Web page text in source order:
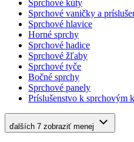
Sprchové kúty
Sprchové vaničky a
Sprchové hlavice
Horné sprchy
Sprchové hadice
Sprchové žľaby
Sprchové tyče
Bočné sprchy
Sprchové panely
Príslušenstvo k sprchovým
ďalších 7 zobraziť menej